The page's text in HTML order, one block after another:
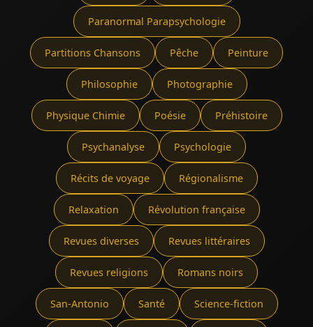
Paranormal Parapsychologie
Partitions Chansons Pêche Peinture
Philosophie Photographie
Physique Chimie Poésie Préhistoire
Psychanalyse Psychologie
Récits de voyage Régionalisme
Relaxation Révolution française
Revues diverses Revues littéraires
Revues religions Romans noirs
San-Antonio Santé Science-fiction